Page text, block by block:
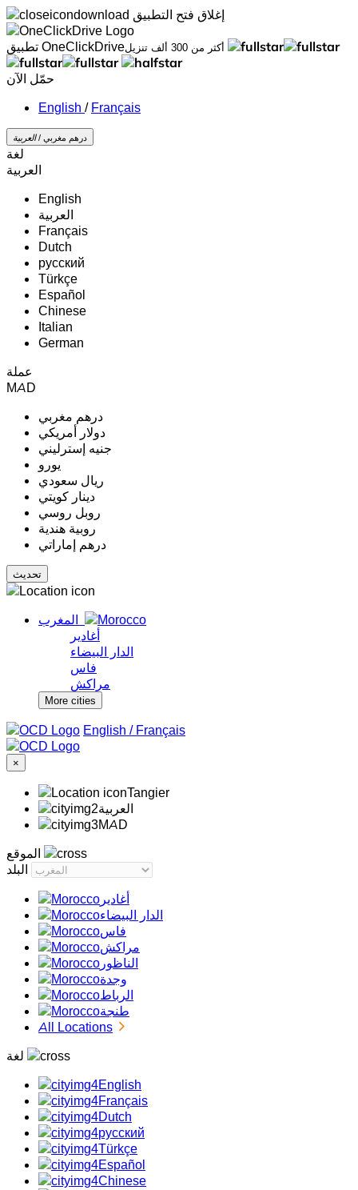
إغلاق فتح التطبيق
تطبيق OneClickDrive
أكثر من 300 ألف تنزيل
حمّل الآن
/ Français
درهم مغربي /‏العربية‏
لغة
‏العربية‏
English
‏العربية‏
Français
Dutch
русский
Türkçe
Español
Chinese
Italian
German
عملة
MAD
درهم مغربي
دولار أمريكي
جنيه إسترليني
يورو
ريال سعودي
دينار كويتي
روبل روسي
روبية هندية
درهم إماراتي
المغرب
أغادير
الدار البيضاء
فاس
مراكش
More cities
/ Français
×
Tangier
‏العربية‏
MAD
أغادير
الدار البيضاء
فاس
مراكش
الناظور
وجدة
الرباط
طنجة
All Locations
English
Français
Dutch
русский
Türkçe
Español
Chinese